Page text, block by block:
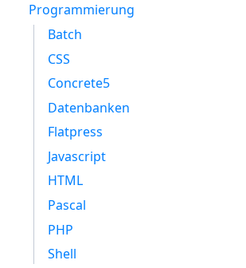
Programmierung
Batch
CSS
Concrete5
Datenbanken
Flatpress
Javascript
HTML
Pascal
PHP
Shell